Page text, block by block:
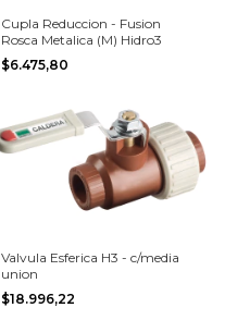
Cupla Reduccion - Fusion
Rosca Metalica (M) Hidro3
$6.475,80
Valvula Esferica H3 - c/media
union
$18.996,22